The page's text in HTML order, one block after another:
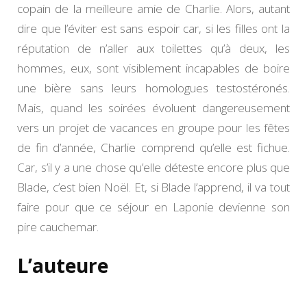
copain de la meilleure amie de Charlie. Alors, autant
dire que l’éviter est sans espoir car, si les filles ont la
réputation de n’aller aux toilettes qu’à deux, les
hommes, eux, sont visiblement incapables de boire
une bière sans leurs homologues testostéronés.
Mais, quand les soirées évoluent dangereusement
vers un projet de vacances en groupe pour les fêtes
de fin d’année, Charlie comprend qu’elle est fichue.
Car, s’il y a une chose qu’elle déteste encore plus que
Blade, c’est bien Noël. Et, si Blade l’apprend, il va tout
faire pour que ce séjour en Laponie devienne son
pire cauchemar.
L’auteure